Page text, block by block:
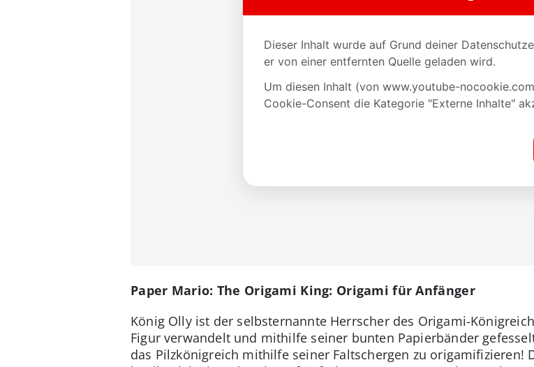
Paper Mario: The Origami King: Origami für Anfänger
König Olly ist der selbsternannte Herrscher des Origami-
Figur verwandelt und mithilfe seiner bunten Papierbänder
das Pilzkönigreich mithilfe seiner Faltschergen zu origamifizieren!